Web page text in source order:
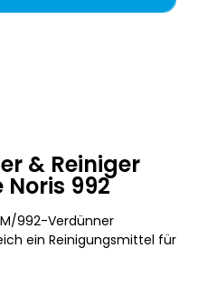
& Reiniger
992
992-Verdünner
ein Reinigungsmittel für